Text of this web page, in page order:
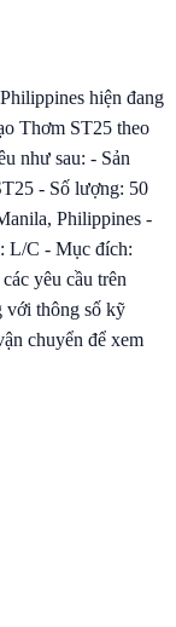
hiện đang
Thơm ST25 theo
như sau: - Sản
- Số lượng: 50
Philippines -
L/C - Mục đích:
yêu cầu trên
với thông số kỹ
chuyển để xem